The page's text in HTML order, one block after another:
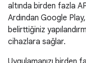
altında birden fazla
Ardından Google
belirttiğiniz
cihazlara sağlar.